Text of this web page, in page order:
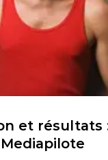
et résultats